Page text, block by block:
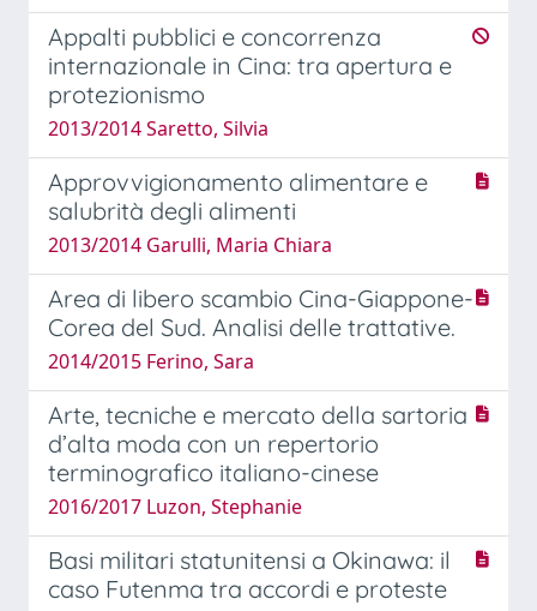
Appalti pubblici e concorrenza
internazionale in Cina: tra apertura e
protezionismo
2013/2014 Saretto, Silvia
Approvvigionamento alimentare e
salubrità degli alimenti
2013/2014 Garulli, Maria Chiara
Area di libero scambio Cina-Giappone-
Corea del Sud. Analisi delle trattative.
2014/2015 Ferino, Sara
Arte, tecniche e mercato della sartoria
d’alta moda con un repertorio
terminografico italiano-cinese
2016/2017 Luzon, Stephanie
Basi militari statunitensi a Okinawa: il
caso Futenma tra accordi e proteste